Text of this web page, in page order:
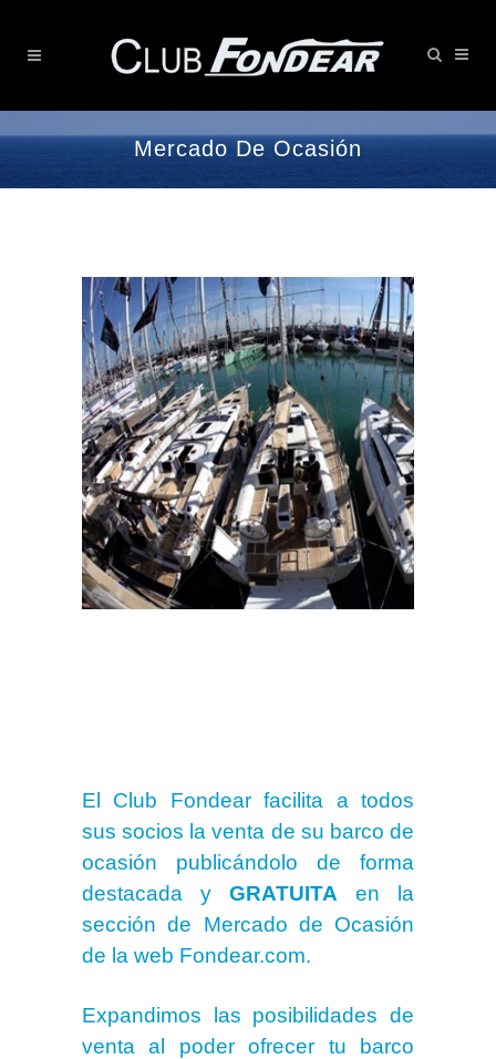
Mercado De Ocasión
El Club Fondear facilita a todos
sus socios la venta de su barco de
ocasión publicándolo de forma
destacada y GRATUITA en la
sección de Mercado de Ocasión
de la web Fondear.com.
Expandimos las posibilidades de
venta al poder ofrecer tu barco